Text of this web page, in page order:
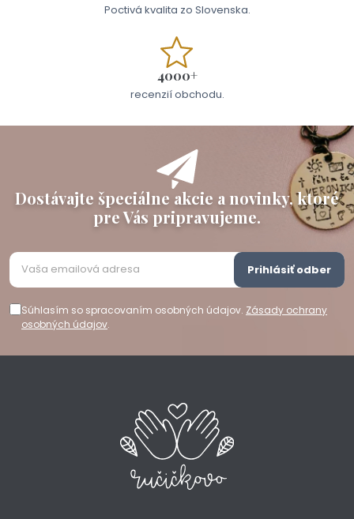
Poctivá kvalita zo Slovenska.
4000+
recenzií obchodu.
Dostávajte špeciálne akcie a novinky, ktoré
pre Vás pripravujeme.
Súhlasím so spracovaním osobných údajov. Zásady ochrany
osobných údajov.
Prihlásiť odber